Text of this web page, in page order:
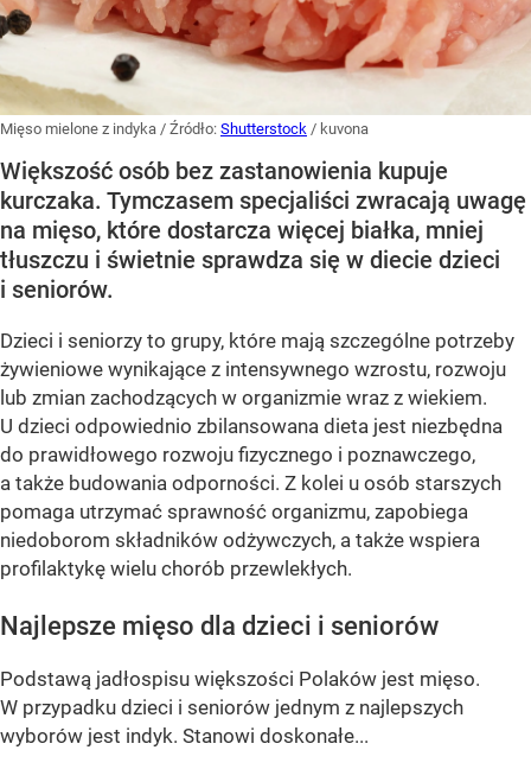
Mięso mielone z indyka / Źródło: Shutterstock / kuvona
Większość osób bez zastanowienia kupuje
kurczaka. Tymczasem specjaliści zwracają uwagę
na mięso, które dostarcza więcej białka, mniej
tłuszczu i świetnie sprawdza się w diecie dzieci
i seniorów.
Dzieci i seniorzy to grupy, które mają szczególne potrzeby
żywieniowe wynikające z intensywnego wzrostu, rozwoju
lub zmian zachodzących w organizmie wraz z wiekiem.
U dzieci odpowiednio zbilansowana dieta jest niezbędna
do prawidłowego rozwoju fizycznego i poznawczego,
a także budowania odporności. Z kolei u osób starszych
pomaga utrzymać sprawność organizmu, zapobiega
niedoborom składników odżywczych, a także wspiera
profilaktykę wielu chorób przewlekłych.
Najlepsze mięso dla dzieci i seniorów
Podstawą jadłospisu większości Polaków jest mięso.
W przypadku dzieci i seniorów jednym z najlepszych
wyborów jest indyk. Stanowi doskonałe...